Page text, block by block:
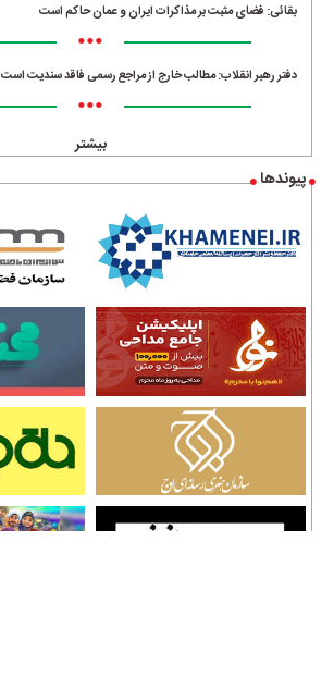
بقائی: فضای مثبت بر مذاکرات ایران و عمان حاکم است
•••
دفتر رهبر انقلاب: مطالب خارج از مراجع رسمی فاقد سندیت است
•••
بیشتر
پیوندها